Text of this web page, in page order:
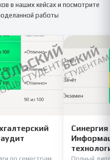
в наших кейсах и посмотрите
работы